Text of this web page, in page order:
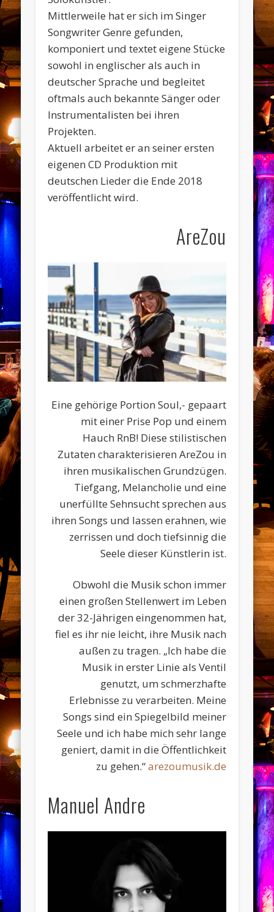
Mittlerweile hat er sich im Singer
Songwriter Genre gefunden,
komponiert und textet eigene Stücke
sowohl in englischer als auch in
deutscher Sprache und begleitet
oftmals auch bekannte Sänger oder
Instrumentalisten bei ihren
Projekten.
Aktuell arbeitet er an seiner ersten
eigenen CD Produktion mit
deutschen Lieder die Ende 2018
veröffentlicht wird.
AreZou
Eine gehörige Portion Soul,- gepaart
mit einer Prise Pop und einem
Hauch RnB! Diese stilistischen
Zutaten charakterisieren AreZou in
ihren musikalischen Grundzügen.
Tiefgang, Melancholie und eine
unerfüllte Sehnsucht sprechen aus
ihren Songs und lassen erahnen, wie
zerrissen und doch tiefsinnig die
Seele dieser Künstlerin ist.
Obwohl die Musik schon immer
einen großen Stellenwert im Leben
der 32-Jährigen eingenommen hat,
fiel es ihr nie leicht, ihre Musik nach
außen zu tragen. „Ich habe die
Musik in erster Linie als Ventil
genutzt, um schmerzhafte
Erlebnisse zu verarbeiten. Meine
Songs sind ein Spiegelbild meiner
Seele und ich habe mich sehr lange
geniert, damit in die Öffentlichkeit
zu gehen.“arezoumusik.de
Manuel Andre